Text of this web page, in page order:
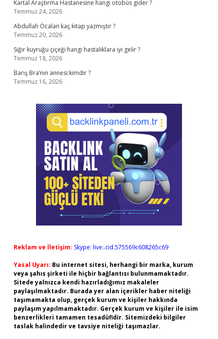
Kartal Araştırma Hastanesine hangi otobüs gider ?
Temmuz 24, 2026
Abdullah Öcalan kaç kitap yazmıştır ?
Temmuz 20, 2026
Sığır kuyruğu çiçeği hangi hastalıklara iyi gelir ?
Temmuz 18, 2026
Barış Bra’nın annesi kimdir ?
Temmuz 16, 2026
Reklam ve İletişim: Skype: live:.cid.575569c608265c69
Yasal Uyarı: Bu internet sitesi, herhangi bir marka, kurum
veya şahıs şirketi ile hiçbir bağlantısı bulunmamaktadır.
Sitede yalnızca kendi hazırladığımız makaleler
paylaşılmaktadır. Burada yer alan içerikler haber niteliği
taşımamakta olup, gerçek kurum ve kişiler hakkında
paylaşım yapılmamaktadır. Gerçek kurum ve kişiler ile isim
benzerlikleri tamamen tesadüfidir. Sitemizdeki bilgiler
taslak halindedir ve tavsiye niteliği taşımazlar.